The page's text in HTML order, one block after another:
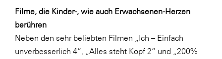
Wirtschaftskammer Salzburg
WKS Fachgruppe Fahrzeughandel und
Fahrzeugtechnik
WKS Fachgruppe Finanzdienstleister
Filme, die Kinder-, wie auch Erwachsenen-Herzen
berühren
Neben den sehr beliebten Filmen „Ich – Einfach
unverbesserlich 4“, „Alles steht Kopf 2“ und „200%